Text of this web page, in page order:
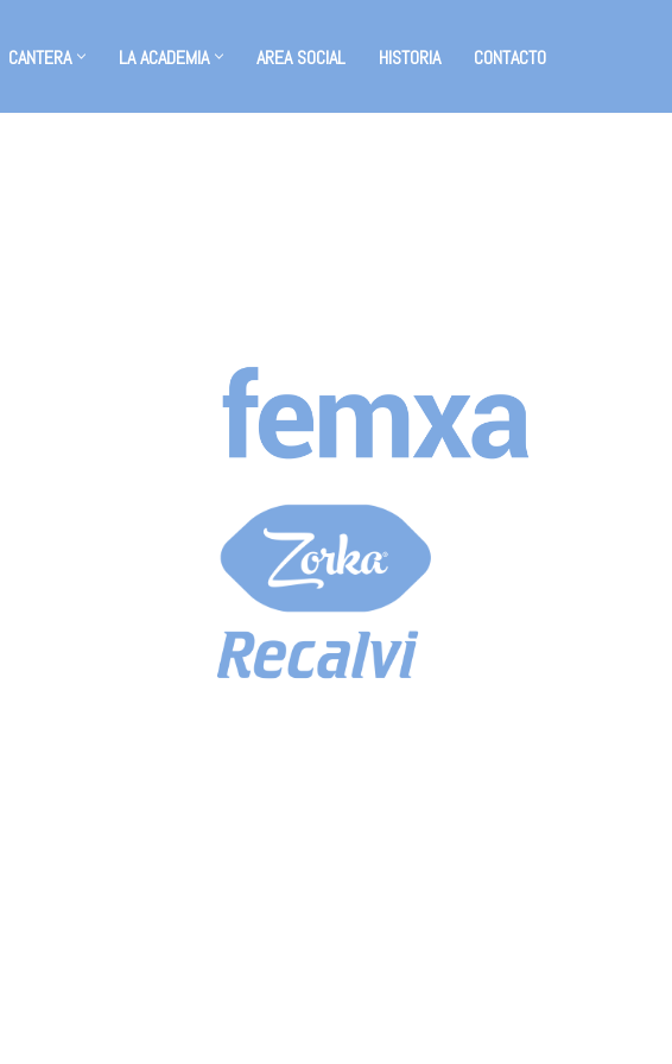
CANTERA LA ACADEMIA AREA SOCIAL HISTORIA CONTACTO